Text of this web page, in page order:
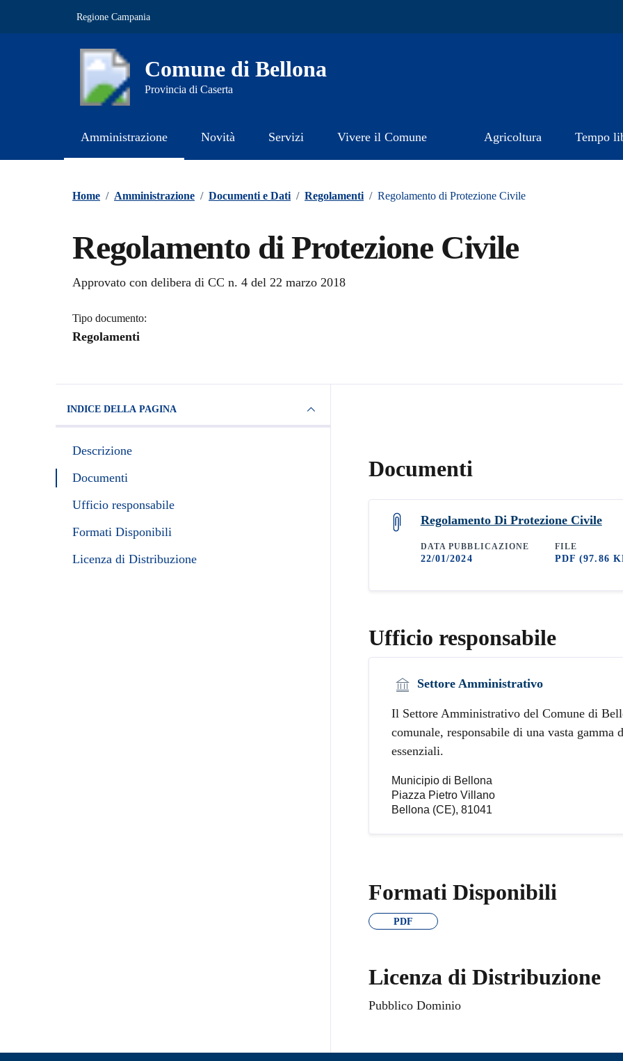
Regione Campania
Comune di Bellona
Provincia di Caserta
Amministrazione Novità Servizi Vivere il Comune Agricoltura Tempo
Home / Amministrazione / Documenti e Dati / Regolamenti / Regolamento di Protezione Civile
Regolamento di Protezione Civile
Dettagli del documento
Approvato con delibera di CC n. 4 del 22 marzo 2018
Tipo documento:
Regolamenti
INDICE DELLA PAGINA
Descrizione
Documenti
Ufficio responsabile
Formati Disponibili
Licenza di Distribuzione
Documenti
Regolamento Di Protezione Civile
DATA PUBBLICAZIONE
22/01/2024
FILE
PDF(97.86
Ufficio responsabile
Settore Amministrativo
Il Settore Amministrativo del Comune di
comunale, responsabile di una vasta
essenziali.
Municipio di Bellona
Piazza Pietro Villano
Bellona (CE), 81041
Formati Disponibili
PDF
Licenza di Distribuzione
Pubblico Dominio